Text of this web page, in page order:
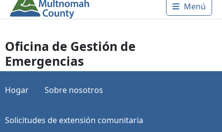
Main
Menú
Oficina de Gestión de
Emergencias
Hogar Sobre nosotros
Solicitudes de extensión comunitaria